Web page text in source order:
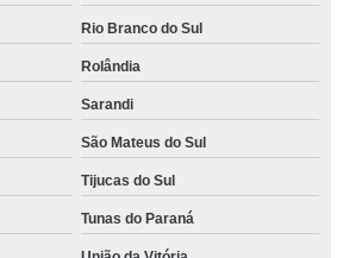
Rio Branco do Sul
Rolândia
Sarandi
São Mateus do Sul
Tijucas do Sul
Tunas do Paraná